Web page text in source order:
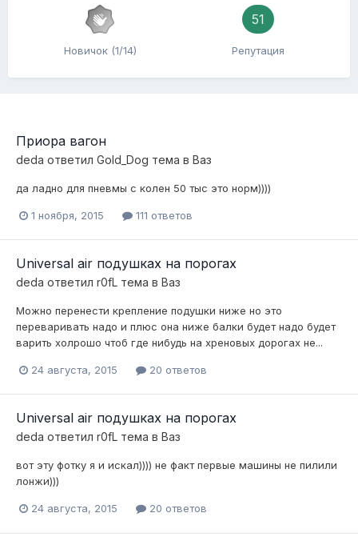
Новичок (1/14)
51
Репутация
Приора вагон
deda ответил Gold_Dog тема в Ваз
да ладно для пневмы с колен 50 тыс это норм))))
1 ноября, 2015 111 ответов
Universal air подушках на порогах
deda ответил r0fL тема в Ваз
Можно перенести крепление подушки ниже но это
переваривать надо и плюс она ниже балки будет надо будет
варить холрошо чтоб где нибудь на хреновых дорогах не...
24 августа, 2015 20 ответов
Universal air подушках на порогах
deda ответил r0fL тема в Ваз
вот эту фотку я и искал)))) не факт первые машины не пилили
лонжи)))
24 августа, 2015 20 ответов